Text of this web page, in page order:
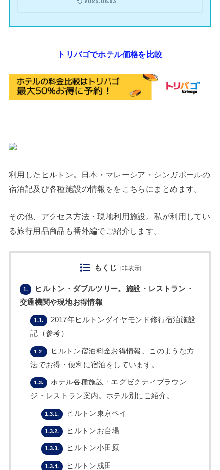
トリバゴでホテル価格を比較
利用したヒルトン。日本・マレーシア・シンガポールの
宿泊記及び各種施設の情報ををこちらにまとめます。
その他、アクセス方法・現地利用施設。私が利用してい
る旅行用品商品も番外編でご紹介します。
もくじ [非表示]
1.
ヒルトン・ダブルツリー。施設・レストラン・
交通機関や現地お得情報
1.1.
2017年ヒルトンダイヤモンド修行宿泊施設
記（参考）
1.2.
ヒルトン宿泊料金お得情報。このような方
法でお得・便利に宿泊をしています。
1.3.
ホテル各種施設・エグゼクティブラウン
ジ・レストラン案内。ホテル別にご紹介。
1.3.1. ヒルトン東京ベイ
1.3.2. ヒルトンお台場
1.3.3. ヒルトン小田原
1.3.4. ヒルトン成田